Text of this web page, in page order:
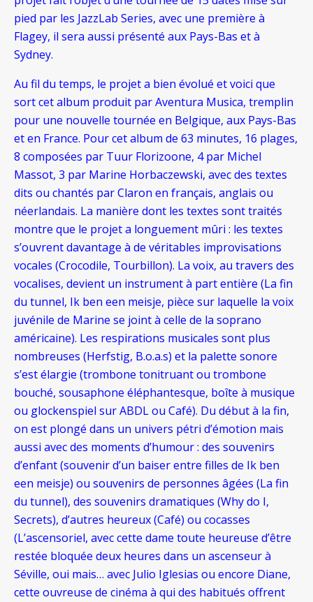
pied par les JazzLab Series, avec une première à
Flagey, il sera aussi présenté aux Pays-Bas et à
Sydney.
Au fil du temps, le projet a bien évolué et voici que
sort cet album produit par Aventura Musica, tremplin
pour une nouvelle tournée en Belgique, aux Pays-Bas
et en France. Pour cet album de 63 minutes, 16 plages,
8 composées par Tuur Florizoone, 4 par Michel
Massot, 3 par Marine Horbaczewski, avec des textes
dits ou chantés par Claron en français, anglais ou
néerlandais. La manière dont les textes sont traités
montre que le projet a longuement mûri : les textes
s’ouvrent davantage à de véritables improvisations
vocales (Crocodile, Tourbillon). La voix, au travers des
vocalises, devient un instrument à part entière (La fin
du tunnel, Ik ben een meisje, pièce sur laquelle la voix
juvénile de Marine se joint à celle de la soprano
américaine). Les respirations musicales sont plus
nombreuses (Herfstig, B.o.a.s) et la palette sonore
s’est élargie (trombone tonitruant ou trombone
bouché, sousaphone éléphantesque, boîte à musique
ou glockenspiel sur ABDL ou Café). Du début à la fin,
on est plongé dans un univers pétri d’émotion mais
aussi avec des moments d’humour : des souvenirs
d’enfant (souvenir d’un baiser entre filles de Ik ben
een meisje) ou souvenirs de personnes âgées (La fin
du tunnel), des souvenirs dramatiques (Why do I,
Secrets), d’autres heureux (Café) ou cocasses
(L’ascensoriel, avec cette dame toute heureuse d’être
restée bloquée deux heures dans un ascenseur à
Séville, oui mais… avec Julio Iglesias ou encore Diane,
cette ouvreuse de cinéma à qui des habitués offrent